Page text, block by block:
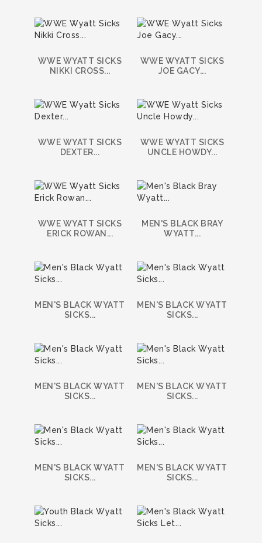
WWE WYATT SICKS
NIKKI CROSS...
WWE WYATT SICKS
JOE GACY...
WWE WYATT SICKS
DEXTER...
WWE WYATT SICKS
UNCLE HOWDY...
WWE WYATT SICKS
ERICK ROWAN...
MEN'S BLACK BRAY
WYATT...
MEN'S BLACK WYATT
SICKS...
MEN'S BLACK WYATT
SICKS...
MEN'S BLACK WYATT
SICKS...
MEN'S BLACK WYATT
SICKS...
MEN'S BLACK WYATT
SICKS...
MEN'S BLACK WYATT
SICKS...